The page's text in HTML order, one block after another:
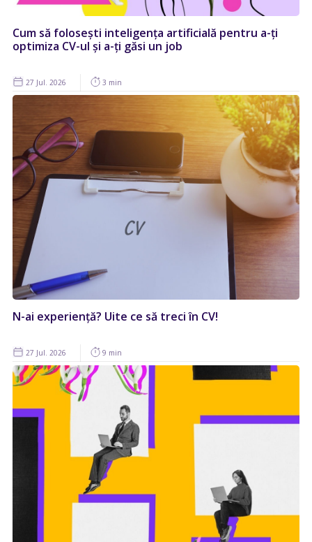
Cum să folosești inteligența artificială pentru a-ți
optimiza CV-ul și a-ți găsi un job
27 Jul. 2026 3 min
N-ai experiență? Uite ce să treci în CV!
27 Jul. 2026 9 min